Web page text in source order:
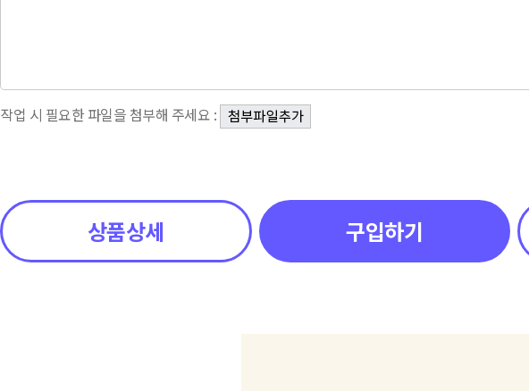
작업 시 필요한 파일을 첨부해 주세요 :
상품상세 구입하기